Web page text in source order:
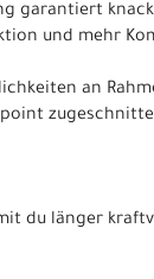
garantiert
und mehr
an
du länger